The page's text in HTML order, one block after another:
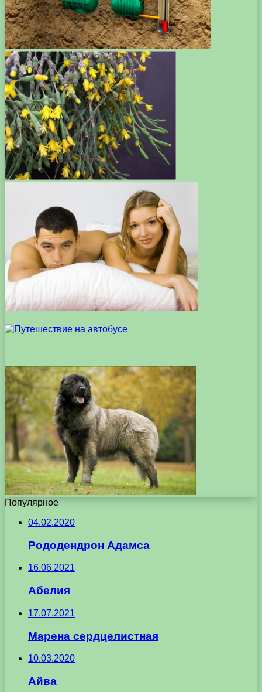
Популярное
04.02.2020
Рододендрон Адамса
16.06.2021
Абелия
17.07.2021
Марена сердцелистная
10.03.2020
Айва